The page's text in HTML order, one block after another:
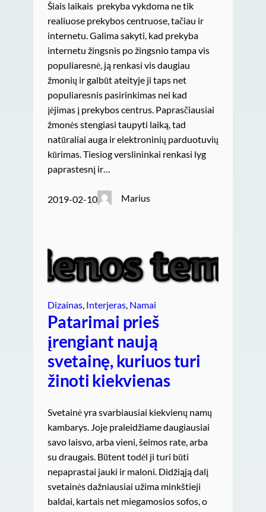
Šiais laikais prekyba vykdoma ne tik
realiuose prekybos centruose, tačiau ir
internetu. Galima sakyti, kad prekyba
internetu žingsnis po žingsnio tampa vis
populiaresnė, ją renkasi vis daugiau
žmonių ir galbūt ateityje ji taps net
populiaresnis pasirinkimas nei kad
įėjimas į prekybos centrus. Paprasčiausiai
žmonės stengiasi taupyti laiką, tad
natūraliai auga ir elektroninių parduotuvių
kūrimas. Tiesiog verslininkai renkasi lyg
paprastesnį ir…
2019-02-10 Marius
Dizainas, Interjeras, Namai
Patarimai prieš
įrengiant naują
svetainę, kuriuos turi
žinoti kiekvienas
Svetainė yra svarbiausiai kiekvienų namų
kambarys. Joje praleidžiame daugiausiai
savo laisvo, arba vieni, šeimos rate, arba
su draugais. Būtent todėl ji turi būti
nepaprastai jauki ir maloni. Didžiąją dalį
svetainės dažniausiai užima minkštieji
baldai, kartais net miegamosios sofos, o